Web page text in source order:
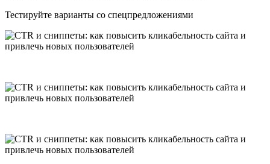
Тестируйте варианты со спецпредложениями